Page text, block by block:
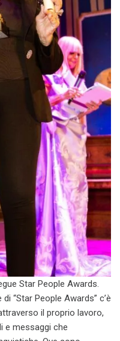
Star People Awards.
“Star People Awards” c’è
il proprio lavoro,
e messaggi che